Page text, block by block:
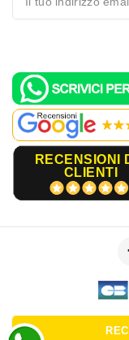
RECENSIONI
CLIENTI